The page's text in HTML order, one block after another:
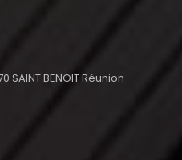
BENOIT Réunion